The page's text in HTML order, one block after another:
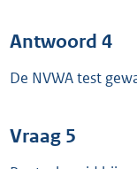
Antwoord 4
De NVWA test
Vraag 5